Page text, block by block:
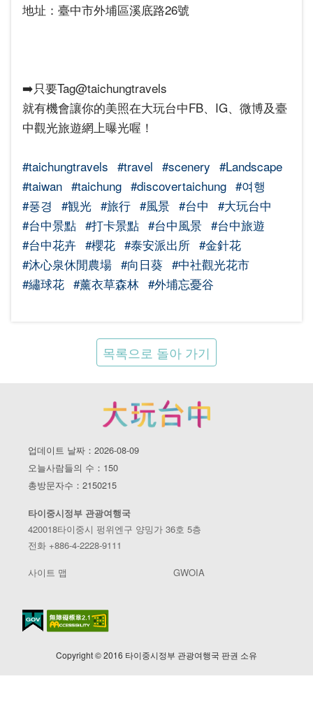
地址：臺中市外埔區溪底路26號
➡️只要Tag@taichungtravels
就有機會讓你的美照在大玩台中FB、IG、微博及臺
中觀光旅遊網上曝光喔！
#taichungtravels #travel #scenery #Landscape
#taiwan #taichung #discovertaichung #여행
#풍경 #観光 #旅行 #風景 #台中 #大玩台中
#台中景點 #打卡景點 #台中風景 #台中旅遊‌‌‌
#台中花卉 #櫻花 #泰安派出所 #金針花
#沐心泉休閒農場 #向日葵 #中社觀光花市
#繡球花 #薰衣草森林 #外埔忘憂谷
목록으로 돌아 가기
업데이트 날짜：2026-08-09
오늘사람들의 수：150
총방문자수：2150215
타이중시정부 관광여행국
420018타이중시 펑위엔구 양밍가 36호 5층
전화 +886-4-2228-9111
사이트 맵 GWOIA
Copyright © 2016 타이중시정부 관광여행국 판권 소유